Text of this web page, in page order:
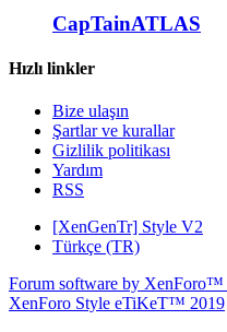
CapTainATLAS
Hızlı linkler
Bize ulaşın
Şartlar ve kurallar
Gizlilik politikası
Yardım
RSS
[XenGenTr] Style V2
Türkçe (TR)
Forum software by XenForo™
XenForo Style eTiKeT™ 2019